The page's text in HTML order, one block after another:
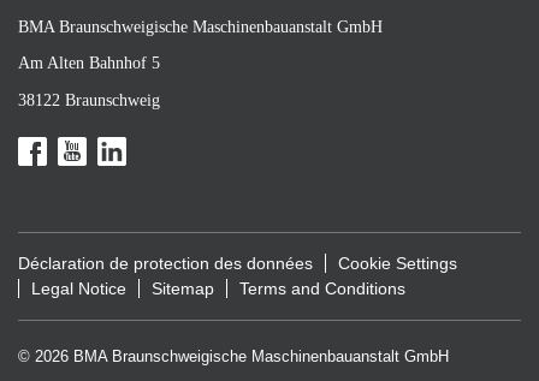
BMA Braunschweigische Maschinenbauanstalt GmbH
Am Alten Bahnhof 5
38122 Braunschweig
Déclaration de protection des données
Cookie Settings
Legal Notice
Sitemap Terms and Conditions
© 2026 BMA Braunschweigische Maschinenbauanstalt GmbH